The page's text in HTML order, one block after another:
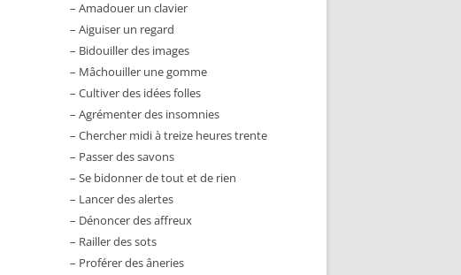
– Amadouer un clavier
– Aiguiser un regard
– Bidouiller des images
– Mâchouiller une gomme
– Cultiver des idées folles
– Agrémenter des insomnies
– Chercher midi à treize heures trente
– Passer des savons
– Se bidonner de tout et de rien
– Lancer des alertes
– Dénoncer des affreux
– Railler des sots
– Proférer des âneries